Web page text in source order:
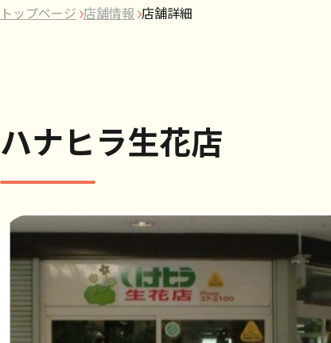
トップページ 店舗情報 店舗詳細
ハナヒラ生花店